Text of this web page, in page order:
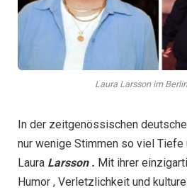
Laura Larsson im
In der zeitgenössischen
nur wenige Stimmen so viel
Laura Larsson . Mit ihrer
Humor , Verletzlichkeit und